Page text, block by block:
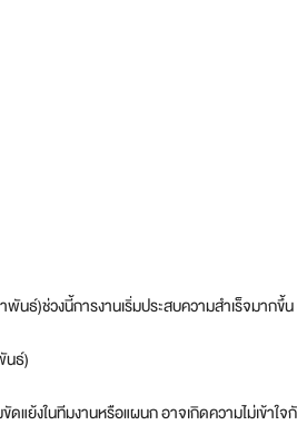
นธ์)ช่วงนี้การงานเริ่มประสบความสำเร็จมาก
นธ์)
แย้งในทีมงานหรือแผนก อาจเกิดความไม่เข้าใ